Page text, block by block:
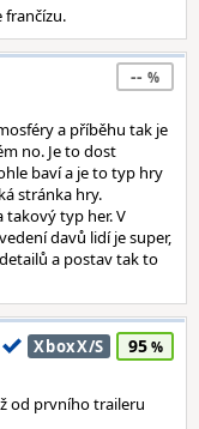
frančízu.
--
a příběhu tak je
no. Je to dost
baví a je to typ hry
stránka hry.
takový typ her. V
davů lidí je super,
a postav tak to
XboxX/S 95
od prvního traileru